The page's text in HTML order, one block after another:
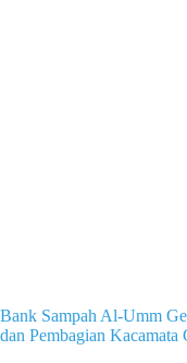
Bank Sampah Al-Umm
dan Pembagian